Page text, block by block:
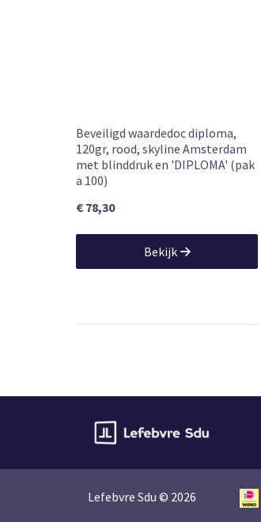
Beveiligd waardedoc diploma,
120gr, rood, skyline Amsterdam
met blinddruk en 'DIPLOMA' (pak
a 100)
€ 78,30
Bekijk
Lefebvre Sdu © 2026